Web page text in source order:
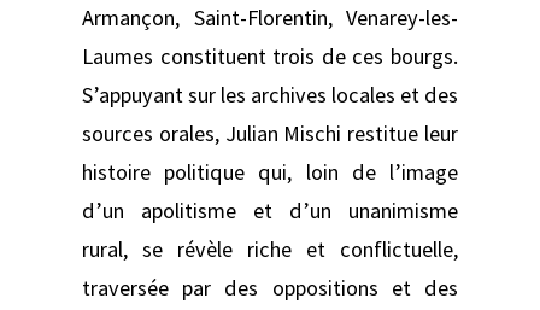
Armançon, Saint-Florentin, Venarey-les-
Laumes constituent trois de ces bourgs.
S’appuyant sur les archives locales et des
sources orales, Julian Mischi restitue leur
histoire politique qui, loin de l’image
d’un apolitisme et d’un unanimisme
rural, se révèle riche et conflictuelle,
traversée par des oppositions et des